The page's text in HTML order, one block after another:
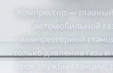
Компрессор —
автомобильной
компрессорной
только давление газа
срок службы станции,